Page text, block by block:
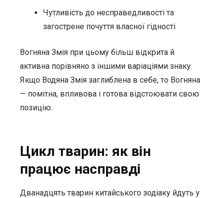
Чутливість до несправедливості та
загострене почуття власної гідності
Вогняна Змія при цьому більш відкрита й
активна порівняно з іншими варіаціями знаку.
Якщо Водяна Змія заглиблена в себе, то Вогняна
— помітна, впливова і готова відстоювати свою
позицію.
Цикл тварин: як він
працює насправді
Дванадцять тварин китайського зодіаку йдуть у